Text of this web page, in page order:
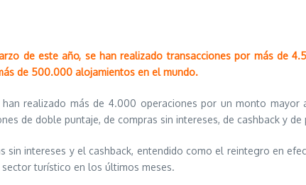
de este año, se han realizado transacciones por más de
de 500.000 alojamientos en el mundo.
realizado más de 4.000 operaciones por un monto mayor
de doble puntaje, de compras sin intereses, de cashback y de
intereses y el cashback, entendido como el reintegro en
turístico en los últimos meses.